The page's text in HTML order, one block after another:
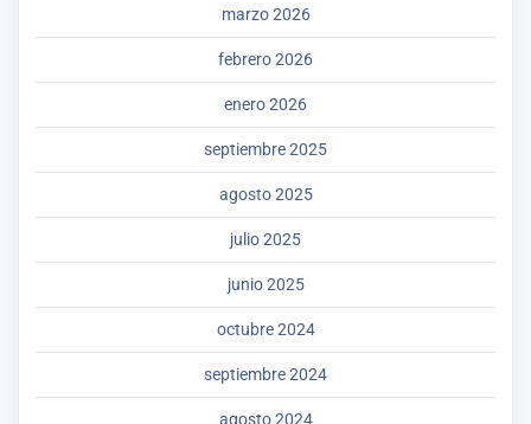
marzo 2026
febrero 2026
enero 2026
septiembre 2025
agosto 2025
julio 2025
junio 2025
octubre 2024
septiembre 2024
agosto 2024